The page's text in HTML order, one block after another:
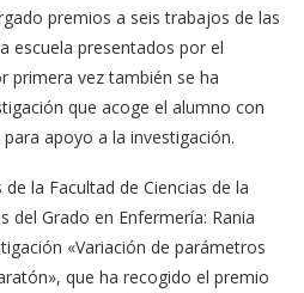
premios a seis trabajos de las
escuela presentados por el
primera vez también se ha
que acoge el alumno con
apoyo a la investigación.
la Facultad de Ciencias de la
del Grado en Enfermería: Rania
«Variación de parámetros
que ha recogido el premio